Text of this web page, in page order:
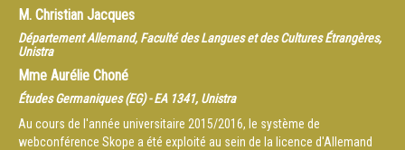
M. Christian Jacques
Département Allemand, Faculté des Langues et des Cultures Étrangères,
Unistra
Mme Aurélie Choné
Études Germaniques (EG) - EA 1341, Unistra
Au cours de l'année universitaire 2015/2016, le système de
webconférence Skope a été exploité au sein de la licence d'Allemand